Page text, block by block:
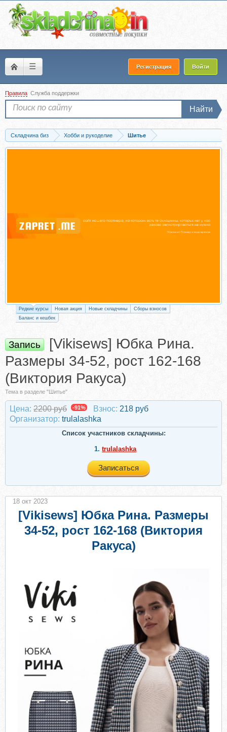
☰ Регистрация Войти
Правила Служба поддержки
Найти
Складчина биз Хобби и рукоделие
Шитье
Запись [Vikisews] Юбка Рина. Размеры 34-52, рост 162-168 (Виктория Ракуса)
Редкие курсы Новая акция Новые складчины
Сборы взносов
Баланс и кешбек
Запись
[Vikisews] Юбка Рина.
Размеры 34-52, рост 162-168
(Виктория Ракуса)
Тема в разделе "Шитье"
Цена: 2200 руб -91% Взнос: 218 руб
Организатор: trulalashka
Список участников складчины:
1. trulalashka
Записаться
[Vikisews] Юбка Рина. Размеры
34-52, рост 162-168 (Виктория
Ракуса)
18 окт 2023